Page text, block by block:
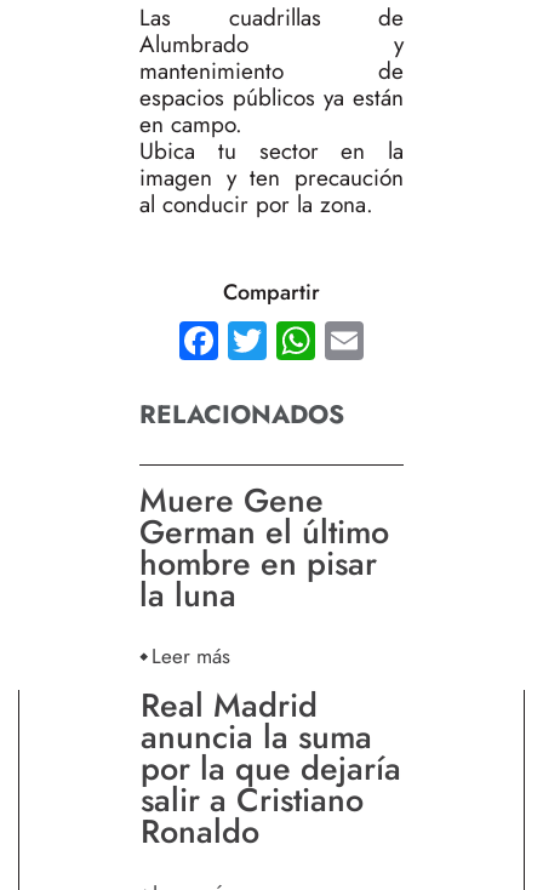
Las cuadrillas de
Alumbrado y
mantenimiento de
espacios públicos ya están
en campo.
Ubica tu sector en la
imagen y ten precaución
al conducir por la zona.
Compartir
Facebook
TwitterWhatsApp
RELACIONADOS
Muere Gene
German el último
hombre en pisar
la luna
Leer más
Real Madrid
anuncia la suma
por la que dejaría
salir a Cristiano
Ronaldo